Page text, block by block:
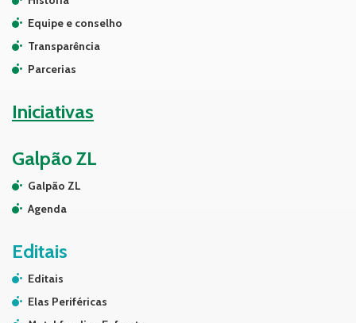
Equipe e conselho
Transparência
Parcerias
Iniciativas
Galpão ZL
Galpão ZL
Agenda
Editais
Editais
Elas Periféricas